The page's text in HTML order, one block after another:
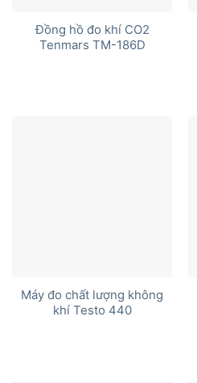
Đồng hồ đo khí CO2
Tenmars TM-186D
Máy đo chất lượng không
khí Testo 440